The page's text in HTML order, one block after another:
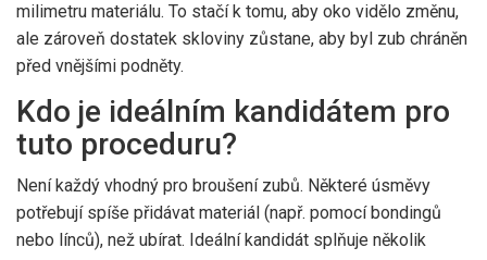
milimetru materiálu. To stačí k tomu, aby oko vidělo změnu,
ale zároveň dostatek skloviny zůstane, aby byl zub chráněn
před vnějšími podněty.
Kdo je ideálním kandidátem pro
tuto proceduru?
Není každý vhodný pro broušení zubů. Některé úsměvy
potřebují spíše přidávat materiál (např. pomocí bondingů
nebo línců), než ubírat. Ideální kandidát splňuje několik